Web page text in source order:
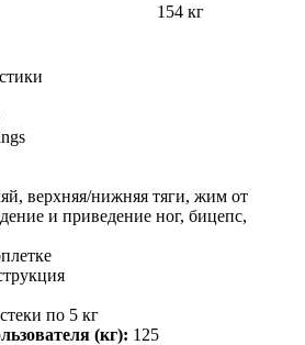
154 кг
верхняя/нижняя тяги, жим от
и приведение ног, бицепс,
стеки по 5 кг
(кг): 125